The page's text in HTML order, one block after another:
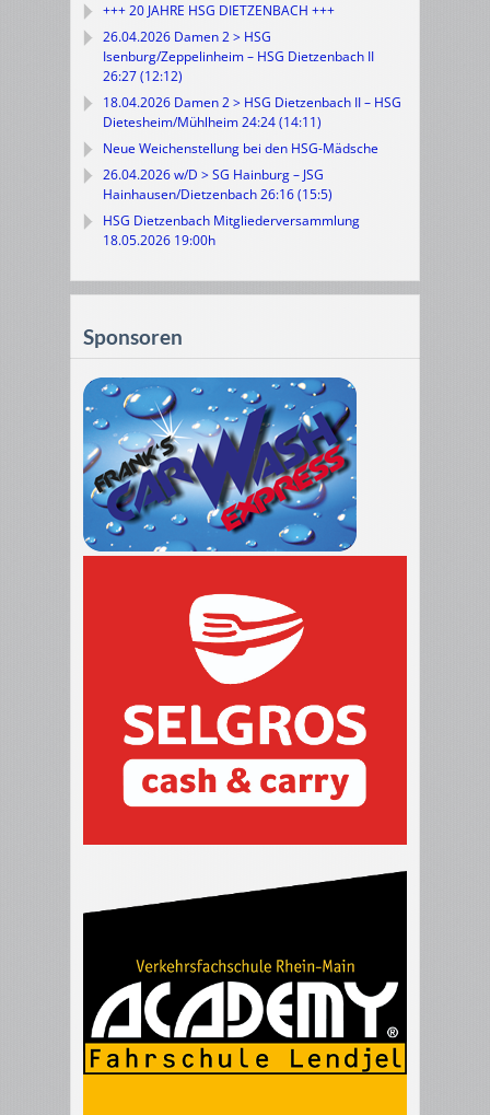
+++ 20 JAHRE HSG DIETZENBACH +++
26.04.2026 Damen 2 > HSG
Isenburg/Zeppelinheim – HSG Dietzenbach II
26:27 (12:12)
18.04.2026 Damen 2 > HSG Dietzenbach II – HSG
Dietesheim/Mühlheim 24:24 (14:11)
Neue Weichenstellung bei den HSG-Mädsche
26.04.2026 w/D > SG Hainburg – JSG
Hainhausen/Dietzenbach 26:16 (15:5)
HSG Dietzenbach Mitgliederversammlung
18.05.2026 19:00h
Sponsoren